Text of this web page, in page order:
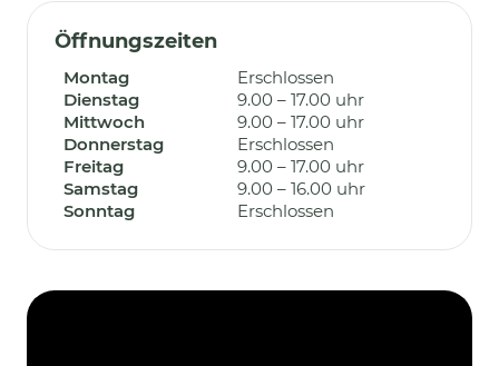
Öffnungszeiten
Montag
Erschlossen
Dienstag
9.00 – 17.00 uhr
Mittwoch
9.00 – 17.00 uhr
Donnerstag
Erschlossen
Freitag
9.00 – 17.00 uhr
Samstag
9.00 – 16.00 uhr
Sonntag
Erschlossen